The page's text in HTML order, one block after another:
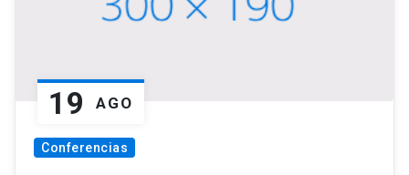
19 AGO
Conferencias